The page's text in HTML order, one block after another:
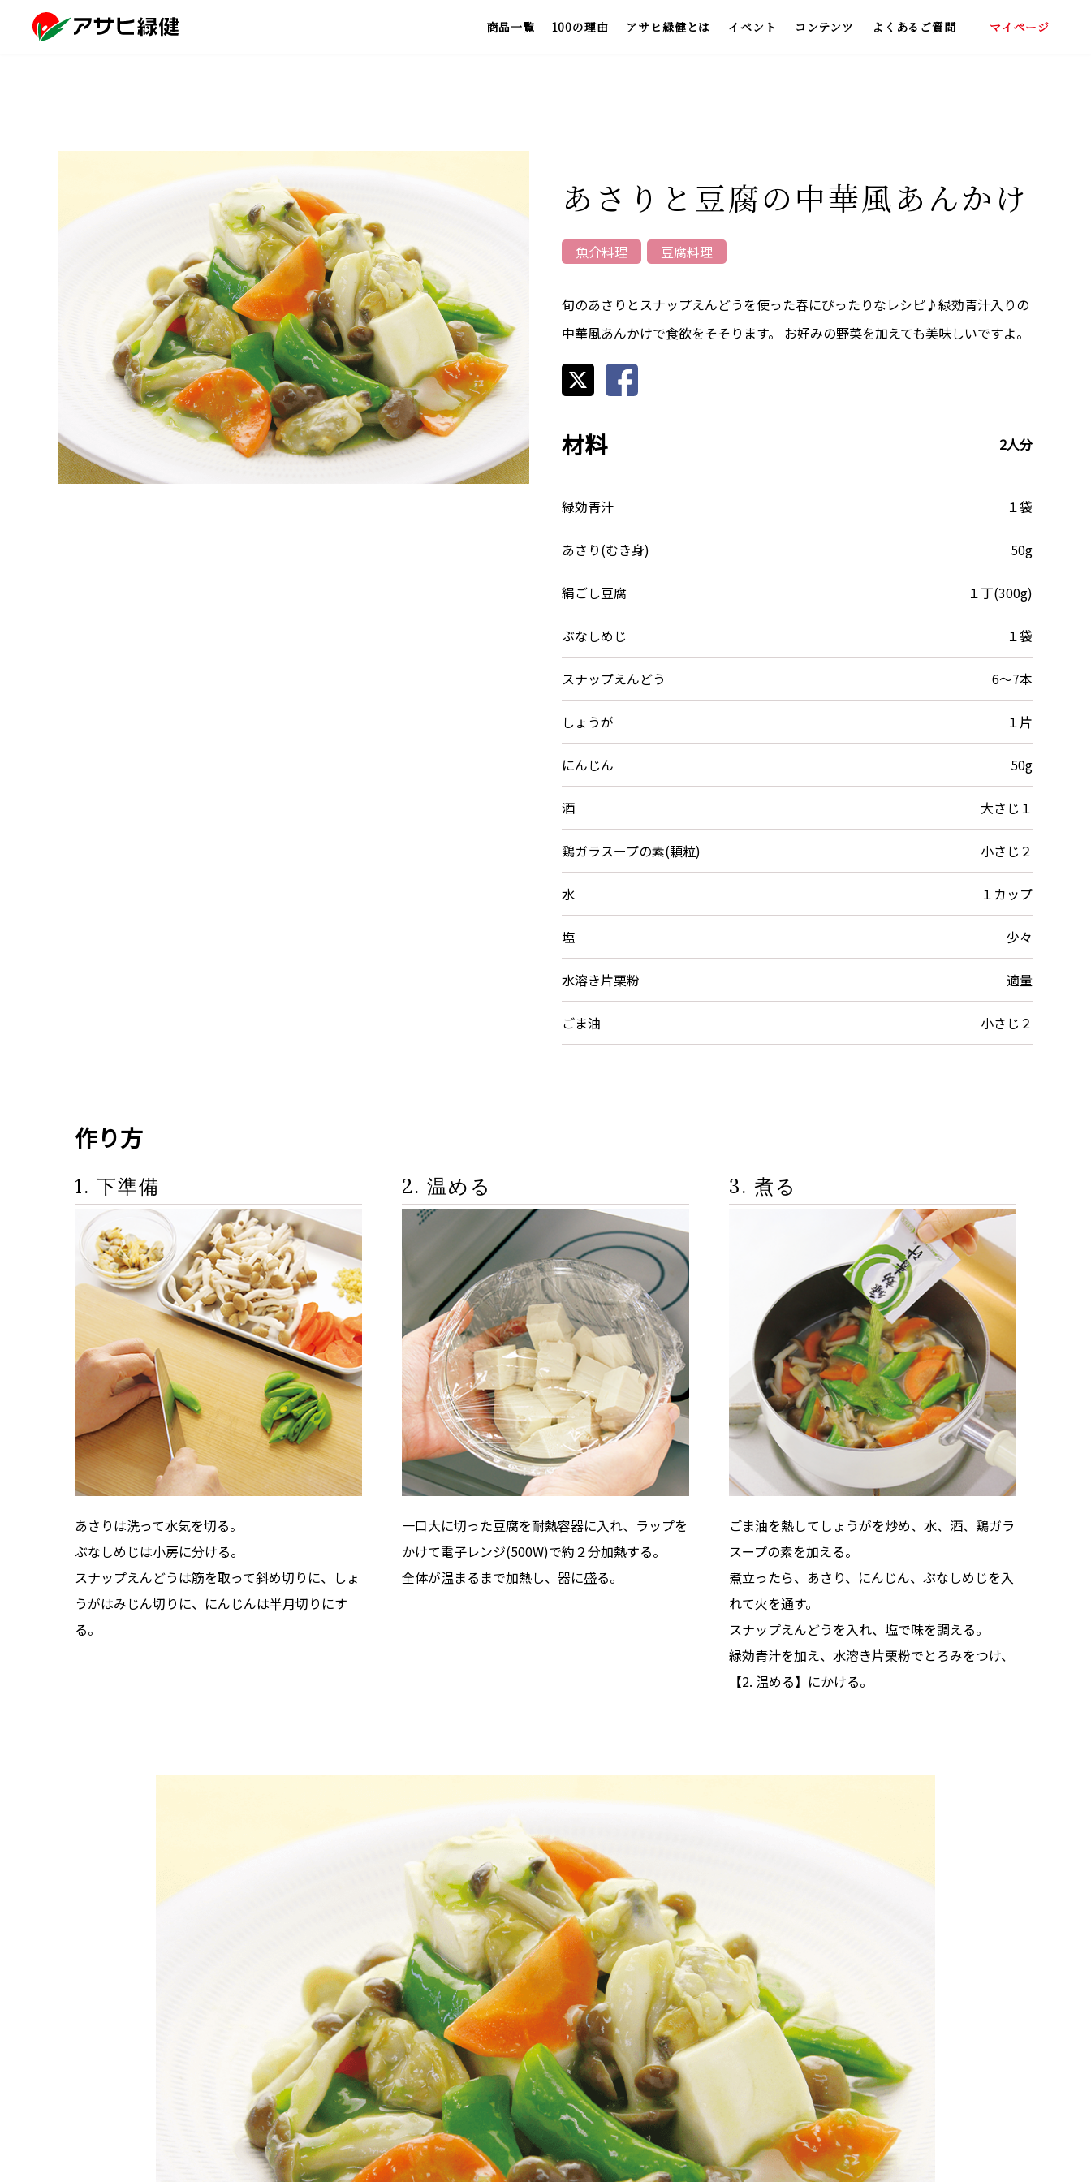
商品一覧 100の理由 アサヒ緑健とは イベント コンテンツ よくあるご質問 マイページ
あさりと豆腐の中華風あんかけ
魚介料理 豆腐料理
旬のあさりとスナップえんどうを使った春にぴったりなレシピ♪緑効青汁入りの
中華風あんかけで食欲をそそります。 お好みの野菜を加えても美味しいですよ。
材料 2人分
緑効青汁 １袋
あさり(むき身) 50g
絹ごし豆腐 １丁(300g)
ぶなしめじ １袋
スナップえんどう 6～7本
しょうが １片
にんじん 50g
酒 大さじ１
鶏ガラスープの素(顆粒) 小さじ２
水 １カップ
塩 少々
水溶き片栗粉 適量
ごま油 小さじ２
作り方
1. 下準備
あさりは洗って水気を切る。
ぶなしめじは小房に分ける。
スナップえんどうは筋を取って斜め切りに、しょ
うがはみじん切りに、にんじんは半月切りにす
る。
2. 温める
一口大に切った豆腐を耐熱容器に入れ、ラップを
かけて電子レンジ(500W)で約２分加熱する。
全体が温まるまで加熱し、器に盛る。
3. 煮る
ごま油を熱してしょうがを炒め、水、酒、鶏ガラ
スープの素を加える。
煮立ったら、あさり、にんじん、ぶなしめじを入
れて火を通す。
スナップえんどうを入れ、塩で味を調える。
緑効青汁を加え、水溶き片栗粉でとろみをつけ、
【2. 温める】にかける。